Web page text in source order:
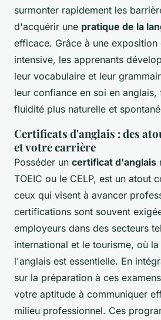
surmonter rapidement les
d'acquérir une pratique de la
efficace. Grâce à une exposition
intensive, les apprenants
leur vocabulaire et leur
leur confiance en soi en anglais,
fluidité plus naturelle et
Certificats d'anglais : des
et votre carrière
Posséder un certificat d'anglais
TOEIC ou le CELP, est un atout
ceux qui visent à avancer
certifications sont souvent
employeurs dans des secteurs
international et le tourisme, où
l'anglais est essentielle. En
sur la préparation à ces
votre aptitude à communiquer
milieu professionnel. Ces